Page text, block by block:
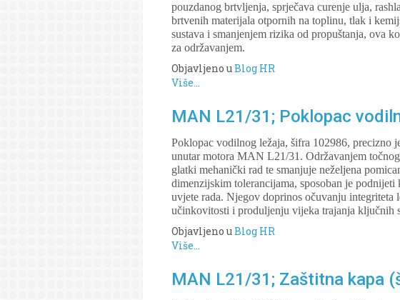
pouzdanog brtvljenja, sprječava curenje ulja,
brtvenih materijala otpornih na toplinu, tlak i
sustava i smanjenjem rizika od propuštanja, ova
za održavanjem.
Objavljeno uBlog HR
Više...
MAN L21/31; Poklopac
Poklopac vodilnog ležaja, šifra 102986, precizno
unutar motora MAN L21/31. Održavanjem
glatki mehanički rad te smanjuje neželjena
dimenzijskim tolerancijama, sposoban je
uvjete rada. Njegov doprinos očuvanju integriteta
učinkovitosti i produljenju vijeka trajanja ključnih
Objavljeno uBlog HR
Više...
MAN L21/31; Zaštitna kapa